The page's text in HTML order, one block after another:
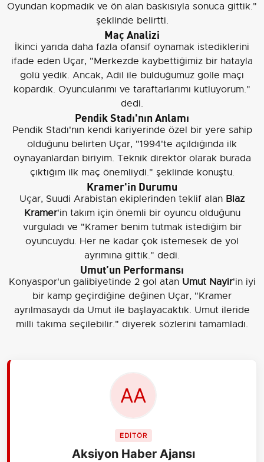
Oyundan kopmadık ve ön alan baskısıyla sonuca gittik."
şeklinde belirtti.
Maç Analizi
İkinci yarıda daha fazla ofansif oynamak istediklerini
ifade eden Uçar, "Merkezde kaybettiğimiz bir hatayla
golü yedik. Ancak, Adil ile bulduğumuz golle maçı
kopardık. Oyuncularımı ve taraftarlarımı kutluyorum."
dedi.
Pendik Stadı'nın Anlamı
Pendik Stadı'nın kendi kariyerinde özel bir yere sahip
olduğunu belirten Uçar, "1994'te açıldığında ilk
oynayanlardan biriyim. Teknik direktör olarak burada
çıktığım ilk maç önemliydi." şeklinde konuştu.
Kramer'in Durumu
Uçar, Suudi Arabistan ekiplerinden teklif alan Blaz
Kramer'in takım için önemli bir oyuncu olduğunu
vurguladı ve "Kramer benim tutmak istediğim bir
oyuncuydu. Her ne kadar çok istemesek de yol
ayrımına gittik." dedi.
Umut’un Performansı
Konyaspor'un galibiyetinde 2 gol atan Umut Nayir'in iyi
bir kamp geçirdiğine değinen Uçar, "Kramer
ayrılmasaydı da Umut ile başlayacaktık. Umut ileride
milli takıma seçilebilir." diyerek sözlerini tamamladı.
EDİTÖR
Aksiyon Haber Ajansı